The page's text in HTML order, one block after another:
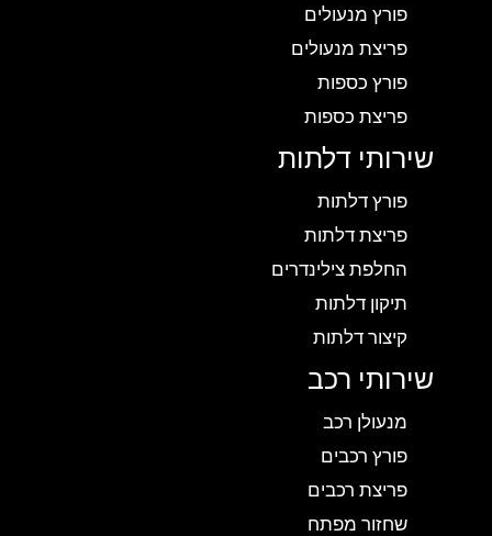
פורץ מנעולים
פריצת מנעולים
פורץ כספות
פריצת כספות
שירותי דלתות
פורץ דלתות
פריצת דלתות
החלפת צילינדרים
תיקון דלתות
קיצור דלתות
שירותי רכב
מנעולן רכב
פורץ רכבים
פריצת רכבים
שחזור מפתח